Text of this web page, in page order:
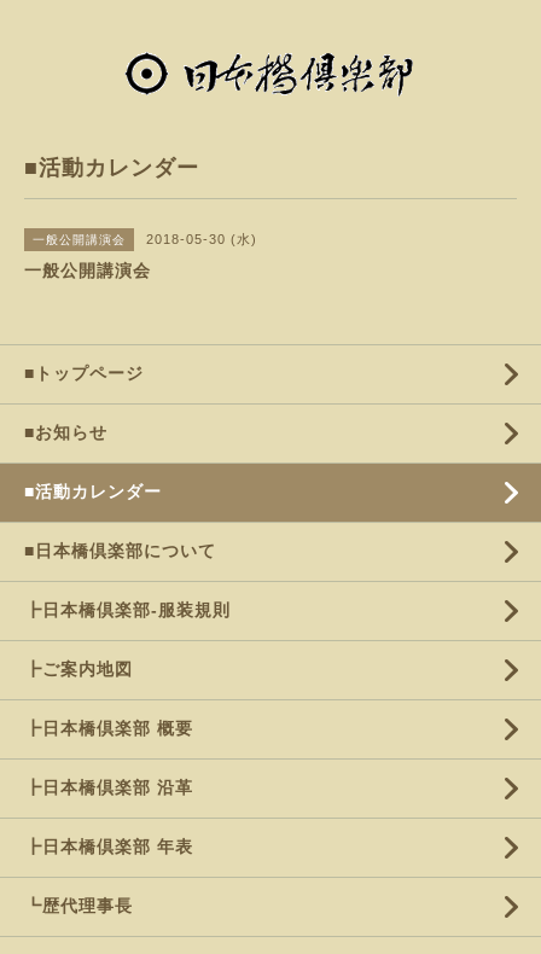
■活動カレンダー
一般公開講演会 2018-05-30 (水)
一般公開講演会
■トップページ
■お知らせ
■活動カレンダー
■日本橋倶楽部について
┣日本橋倶楽部-服装規則
┣ご案内地図
┣日本橋倶楽部 概要
┣日本橋倶楽部 沿革
┣日本橋倶楽部 年表
┗歴代理事長